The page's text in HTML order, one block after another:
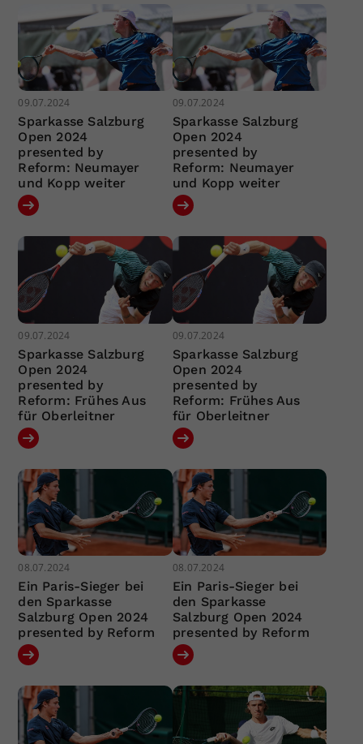
09.07.2024
Sparkasse Salzburg
Open 2024
presented by
Reform: Neumayer
und Kopp weiter
09.07.2024
Sparkasse Salzburg
Open 2024
presented by
Reform: Neumayer
und Kopp weiter
09.07.2024
Sparkasse Salzburg
Open 2024
presented by
Reform: Frühes Aus
für Oberleitner
09.07.2024
Sparkasse Salzburg
Open 2024
presented by
Reform: Frühes Aus
für Oberleitner
08.07.2024
Ein Paris-Sieger bei
den Sparkasse
Salzburg Open 2024
presented by Reform
08.07.2024
Ein Paris-Sieger bei
den Sparkasse
Salzburg Open 2024
presented by Reform